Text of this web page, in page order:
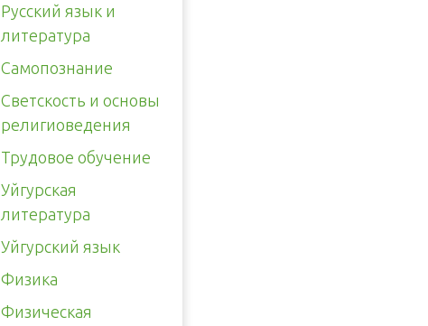
Русский язык и
литература
Самопознание
Светскость и основы
религиоведения
Трудовое обучение
Уйгурская
литература
Уйгурский язык
Физика
Физическая